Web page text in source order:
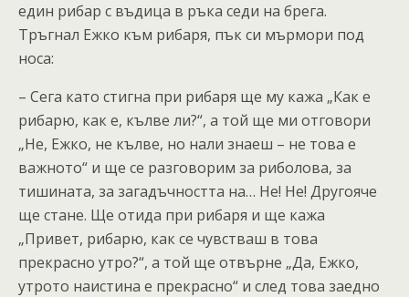
един рибар с въдица в ръка седи на брега.
Тръгнал Ежко към рибаря, пък си мърмори под
носа:
– Сега като стигна при рибаря ще му кажа „Как е
рибарю, как е, кълве ли?“, а той ще ми отговори
„Не, Ежко, не кълве, но нали знаеш – не това е
важното“ и ще се разговорим за риболова, за
тишината, за загадъчността на… Не! Не! Другояче
ще стане. Ще отида при рибаря и ще кажа
„Привет, рибарю, как се чувстваш в това
прекрасно утро?“, а той ще отвърне „Да, Ежко,
утрото наистина е прекрасно“ и след това заедно